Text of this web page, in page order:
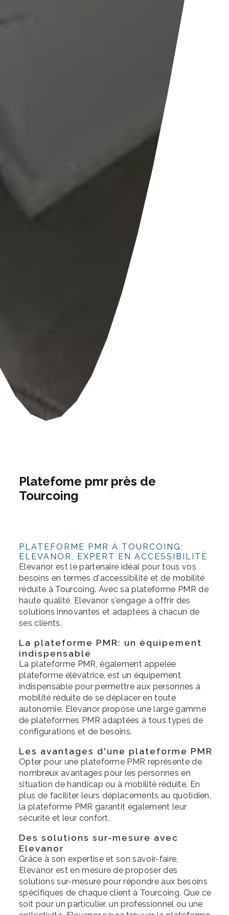
Platefome pmr près de
Tourcoing
PLATEFORME PMR À TOURCOING:
ELEVANOR, EXPERT EN ACCESSIBILITÉ
Elevanor est le partenaire idéal pour tous vos
besoins en termes d'accessibilité et de mobilité
réduite à Tourcoing. Avec sa plateforme PMR de
haute qualité, Elevanor s'engage à offrir des
solutions innovantes et adaptées à chacun de
ses clients.
La plateforme PMR: un équipement
indispensable
La plateforme PMR, également appelée
plateforme élévatrice, est un équipement
indispensable pour permettre aux personnes à
mobilité réduite de se déplacer en toute
autonomie. Elevanor propose une large gamme
de plateformes PMR adaptées à tous types de
configurations et de besoins.
Les avantages d'une plateforme PMR
Opter pour une plateforme PMR représente de
nombreux avantages pour les personnes en
situation de handicap ou à mobilité réduite. En
plus de faciliter leurs déplacements au quotidien,
la plateforme PMR garantit également leur
sécurité et leur confort.
Des solutions sur-mesure avec
Elevanor
Grâce à son expertise et son savoir-faire,
Elevanor est en mesure de proposer des
solutions sur-mesure pour répondre aux besoins
spécifiques de chaque client à Tourcoing. Que ce
soit pour un particulier, un professionnel ou une